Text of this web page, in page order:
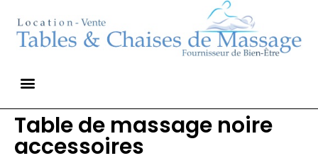
Table de massage noire
accessoires